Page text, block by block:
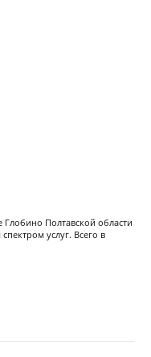
Полтавской области
услуг. Всего в